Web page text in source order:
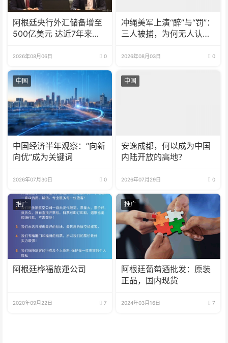
阿根廷央行外汇储备增至
500亿美元 达近7年来最
2026年08月06日 0
冲绳美军上演“醉”与“罚”：
三人被捕，为何无人认
2026年08月03日 0
中国
中国经济半年观察：“向新
向优”成为关键词
2026年07月30日 0
中国
安逸成都，何以成为中国
内陆开放的高地？
2026年07月29日 0
推广
阿根廷桦福旅運公司
2020年09月22日 7
推广
阿根廷葡萄酒批发：原装
正品，国内现货
2024年03月16日 7